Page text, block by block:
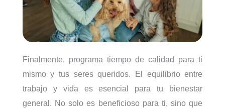
Finalmente, programa tiempo de calidad para ti
mismo y tus seres queridos. El equilibrio entre
trabajo y vida es esencial para tu bienestar
general. No solo es beneficioso para ti, sino que